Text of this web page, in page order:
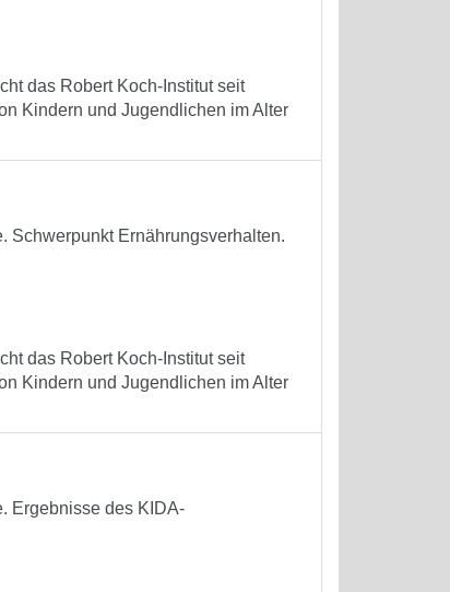
das Robert Koch-Institut seit
Kindern und Jugendlichen im Alter
Schwerpunkt Ernährungsverhalten.
das Robert Koch-Institut seit
Kindern und Jugendlichen im Alter
Ergebnisse des KIDA-